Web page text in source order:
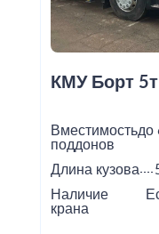
КМУ Борт 5т
Вместимость
поддонов
до
Длина кузова
Наличие
крана